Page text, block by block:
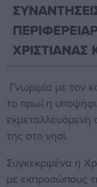
Γνωριμία με τον
το πρωί η
εκμεταλλευόμενη
της στο νησί.
Συγκεκριμένα η
με εκπροσώπους